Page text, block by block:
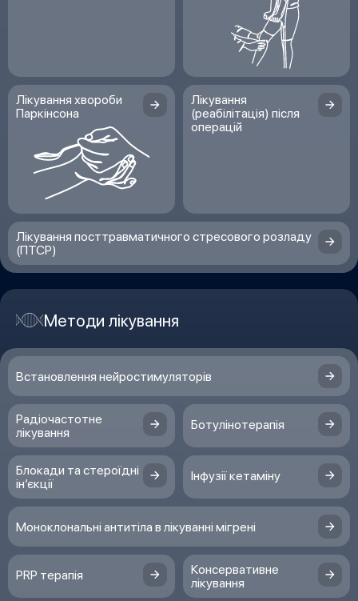
Лікування хвороби
Паркінсона
Лікування посттравматичного стресового розладу
(ПТСР)
Лікування
(реабілітація) після
операцій
Методи лікування
Встановлення нейростимуляторів
Радіочастотне
лікування
Ботулінотерапія
Блокади та стероїдні
ін’єкції
Моноклональні антитіла в лікуванні мігрені
Інфузії кетаміну
PRP терапія
Консервативне
лікування